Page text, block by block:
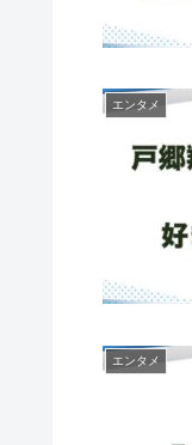
エンタメ
エンタメ